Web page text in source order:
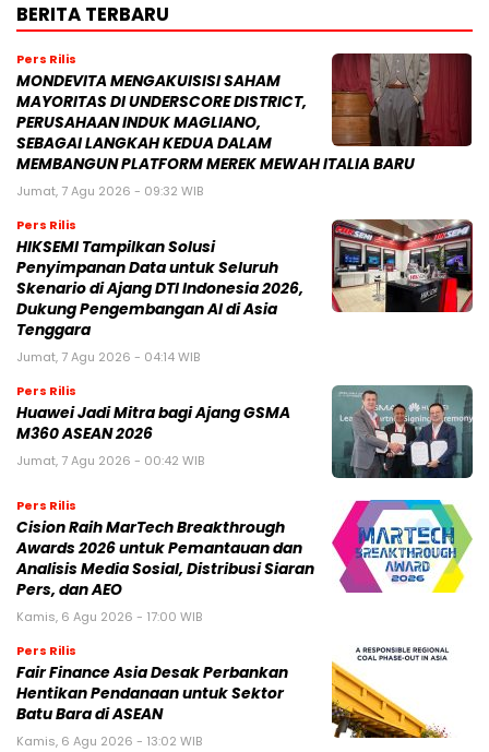
BERITA TERBARU
Pers Rilis
MONDEVITA MENGAKUISISI SAHAM
MAYORITAS DI UNDERSCORE DISTRICT,
PERUSAHAAN INDUK MAGLIANO,
SEBAGAI LANGKAH KEDUA DALAM
MEMBANGUN PLATFORM MEREK MEWAH ITALIA BARU
Jumat, 7 Agu 2026 - 09:32 WIB
Pers Rilis
HIKSEMI Tampilkan Solusi
Penyimpanan Data untuk Seluruh
Skenario di Ajang DTI Indonesia 2026,
Dukung Pengembangan AI di Asia
Tenggara
Jumat, 7 Agu 2026 - 04:14 WIB
Pers Rilis
Huawei Jadi Mitra bagi Ajang GSMA
M360 ASEAN 2026
Jumat, 7 Agu 2026 - 00:42 WIB
Pers Rilis
Cision Raih MarTech Breakthrough
Awards 2026 untuk Pemantauan dan
Analisis Media Sosial, Distribusi Siaran
Pers, dan AEO
Kamis, 6 Agu 2026 - 17:00 WIB
Pers Rilis
Fair Finance Asia Desak Perbankan
Hentikan Pendanaan untuk Sektor
Batu Bara di ASEAN
Kamis, 6 Agu 2026 - 13:02 WIB